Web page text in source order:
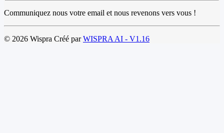
Communiquez nous votre email et nous revenons vers vous !
© 2026 Wispra Créé parWISPRA AI - V1.16